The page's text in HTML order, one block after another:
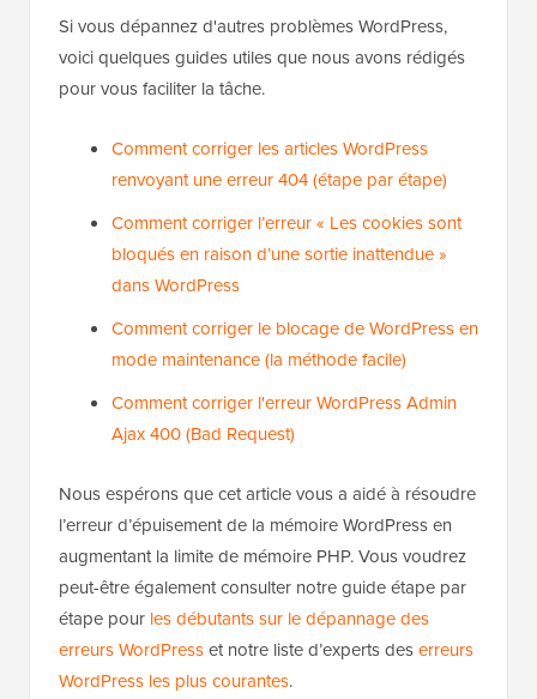
Si vous dépannez d'autres problèmes WordPress,
voici quelques guides utiles que nous avons rédigés
pour vous faciliter la tâche.
Comment corriger les articles WordPress
renvoyant une erreur 404 (étape par étape)
Comment corriger l’erreur « Les cookies sont
bloqués en raison d’une sortie inattendue »
dans WordPress
Comment corriger le blocage de WordPress en
mode maintenance (la méthode facile)
Comment corriger l'erreur WordPress Admin
Ajax 400 (Bad Request)
Nous espérons que cet article vous a aidé à résoudre
l’erreur d’épuisement de la mémoire WordPress en
augmentant la limite de mémoire PHP. Vous voudrez
peut-être également consulter notre guide étape par
étape pour les débutants sur le dépannage des
erreurs WordPresset notre liste d’experts deserreurs
WordPress les plus courantes.